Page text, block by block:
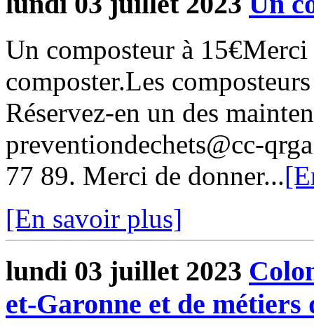
Un composteur à
composter.Les
Réservez-en un des
preventiondechets@cc-
77 89. Merci de donner...
[En savoir plus]
lundi 03 juillet 2023
et-Garonne et de